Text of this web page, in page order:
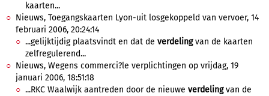
kaarten...
Nieuws, Toegangskaarten Lyon-uit losgekoppeld van vervoer, 14
februari 2006, 20:24:14
...gelijktijdig plaatsvindt en dat de verdelingvan de kaarten
zelfregulerend...
Nieuws, Wegens commerci?le verplichtingen op vrijdag, 19
januari 2006, 18:51:18
...RKC Waalwijk aantreden door de nieuwe verdelingvan de